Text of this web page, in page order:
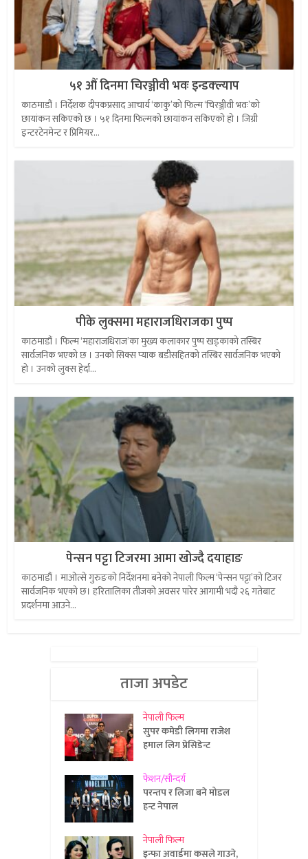
५१ औं दिनमा चिरञ्जीवी भवः इन्डक्ल्याप
काठमाडौं । निर्देशक दीपकप्रसाद आचार्य ‘काकु’को फिल्म ‘चिरञ्जीवी भवः’को
छायांकन सकिएको छ । ५१ दिनमा फिल्मको छायांकन सकिएको हो । जिग्री
इन्टरटेनमेन्ट र प्रिमियर...
पीके लुक्समा महाराजधिराजका पुष्प
काठमाडौं । फिल्म ‘महाराजधिराज’का मुख्य कलाकार पुष्प खड्काको तस्बिर
सार्वजनिक भएको छ । उनको सिक्स प्याक बडीसहितको तस्बिर सार्वजनिक भएको
हो । उनको लुक्स हेर्दा...
पेन्सन पट्टा टिजरमा आमा खोज्दै दयाहाङ
काठमाडौं । माओत्से गुरुङको निर्देशनमा बनेको नेपाली फिल्म ‘पेन्सन पट्टा’को टिजर
सार्वजनिक भएको छ। हरितालिका तीजको अवसर पारेर आगामी भदौ २६ गतेबाट
प्रदर्शनमा आउने...
ताजा अपडेट
नेपाली फिल्म
सुपर कमेडी लिगमा राजेश
हमाल लिग प्रेसिडेन्ट
फेशन/सौन्दर्य
परन्तप र लिजा बने मोडल
हन्ट नेपाल
नेपाली फिल्म
इन्फा अवार्डमा कसले गाउने,